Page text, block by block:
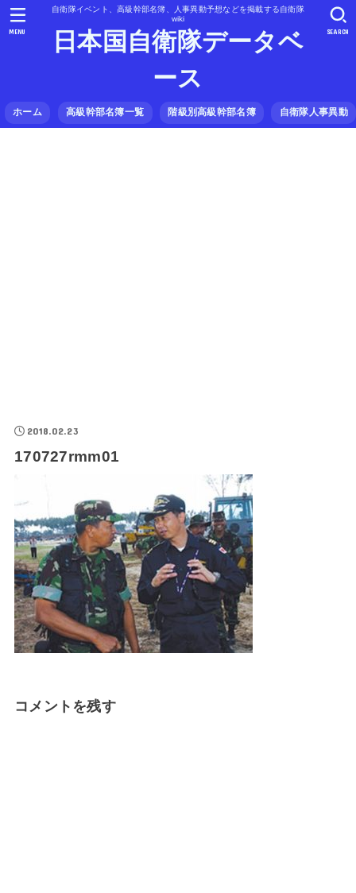
自衛隊イベント、高級幹部名簿、人事異動予想などを掲載する自衛隊
wiki
日本国自衛隊データベ
ース
ホーム 高級幹部名簿一覧 階級別高級幹部名簿 自衛隊人事異動
SEARCH
MENU
2018.02.23
170727rmm01
コメントを残す